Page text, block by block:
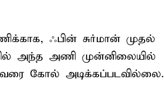
ஃபின் சுர்மான் முதல்
அந்த அணி முன்னிலையில்
வரை கோல் அடிக்கப்படவில்லை.